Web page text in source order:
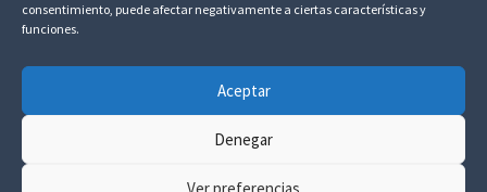
consentimiento, puede afectar negativamente a ciertas características y
funciones.
Aceptar
Denegar
Ver preferencias
Politica de Privacidad
Linkedin